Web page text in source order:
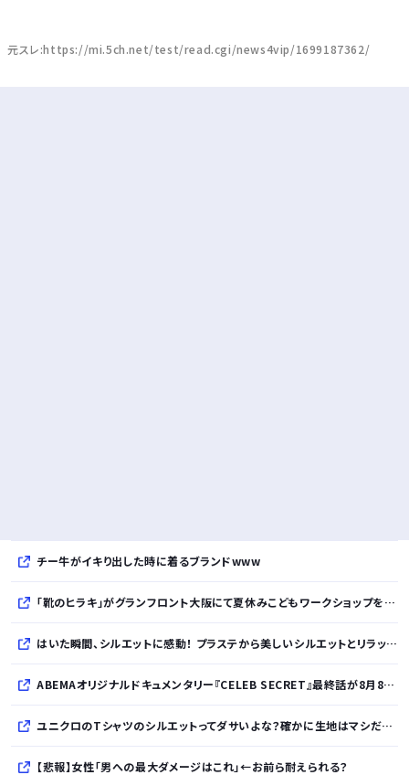
元スレ:https://mi.5ch.net/test/read.cgi/news4vip/1699187362/
チー牛がイキり出した時に着るブランドwww
「靴のヒラキ」がグランフロント大阪にて夏休みこどもワークショップを開催！親子で楽しむ靴デコレーション体験や足の計測会
はいた瞬間、シルエットに感動！ プラステから美しいシルエットとリラックス感を両立したタックワイドパンツが登場
ABEMAオリジナルドキュメンタリー『CELEB SECRET』最終話が8月8日放送、MC指原莉乃、満島真之介らがコメント
ユニクロのTシャツのシルエットってダサいよな？確かに生地はマシだけどさ
【悲報】女性「男への最大ダメージはこれ」←お前ら耐えられる？